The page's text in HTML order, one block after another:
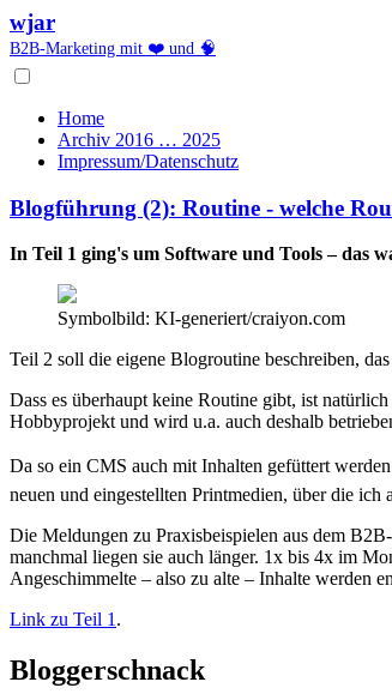
wjar
B2B-Marketing mit ❤️ und 🧠
Home
Archiv 2016 … 2025
Impressum/Datenschutz
Blogführung (2): Routine - welche
In Teil 1 ging's um Software und Tools – das
Symbolbild: KI-generiert/craiyon.com
Teil 2 soll die eigene Blogroutine beschreiben,
Dass es überhaupt keine Routine gibt, ist
Hobbyprojekt und wird u.a. auch deshalb
Da so ein CMS auch mit Inhalten gefüttert
neuen und eingestellten Printmedien, über die ich
Die Meldungen zu Praxisbeispielen aus dem
manchmal liegen sie auch länger. 1x bis 4x im
Angeschimmelte – also zu alte – Inhalte werden
Link zu Teil 1.
Bloggerschnack